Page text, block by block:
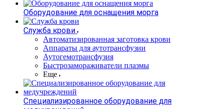
Оборудование для оснащения морга
Служба крови
Автоматизированная заготовка крови
Аппараты для аутотрансфузии
Аутогемотрансфузия
Быстрозамораживатели плазмы
Еще
Специализированное оборудование для